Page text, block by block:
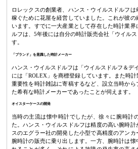
ロレックスの創業者、ハンス・ウイルスドルフ
稼ぐために花屋を経営していました。これが彼
います。すでに一大産業として存在した時計業
ルフは、5年後には自分の時計販売会社「ウイル
す。
「ブランド」を意識した時計メーカー
ハンス・ウイルスドルフは「ウイルスドルフ＆デ
には「ROLEX」を商標登録しています。また時
重要性を時計雑誌に寄稿するなど、設立当時から
た希有な時計メーカーであったことが伺えます。
オイスターケースの開発
当時の主流は懐中時計でしたが、徐々に腕時計
た。ハンス・ウイルスドルフは精度の高い腕時計
スのエグラー社の開発した小型で高精度のアン
腕時計の販売に乗り出します。一方、腕時計は